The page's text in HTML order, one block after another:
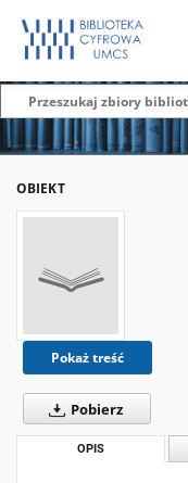
OBIEKT
Pokaż treść
Pobierz
OPIS